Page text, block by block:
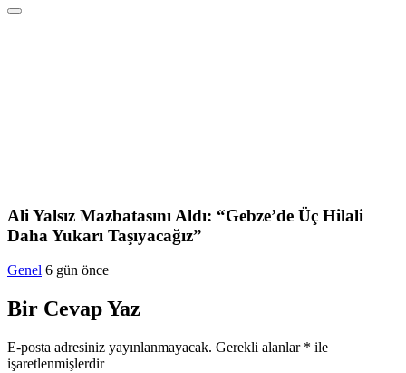
Ali Yalsız Mazbatasını Aldı: “Gebze’de Üç Hilali
Daha Yukarı Taşıyacağız”
Genel 6 gün önce
Bir Cevap Yaz
E-posta adresiniz yayınlanmayacak. Gerekli alanlar * ile
işaretlenmişlerdir